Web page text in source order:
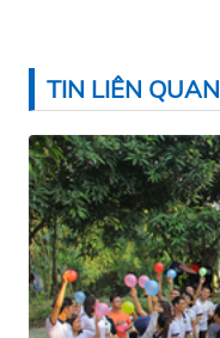
TIN LIÊN QUAN